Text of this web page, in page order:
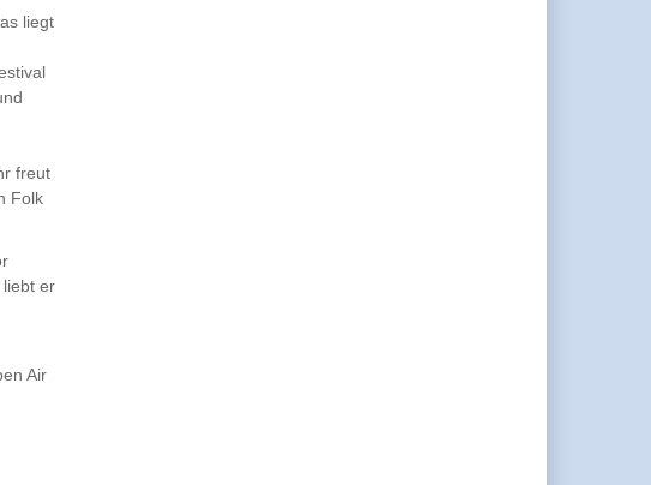
liegt
freut
Folk
er
Air